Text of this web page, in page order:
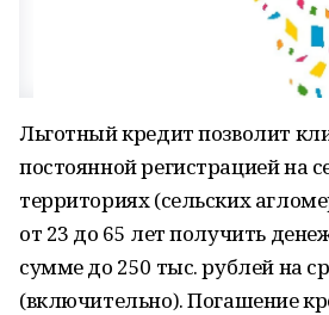
Льготный кредит позволит
постоянной регистрацией на
территориях (сельских
от 23 до 65 лет получить
сумме до 250 тыс. рублей на
(включительно). Погашение